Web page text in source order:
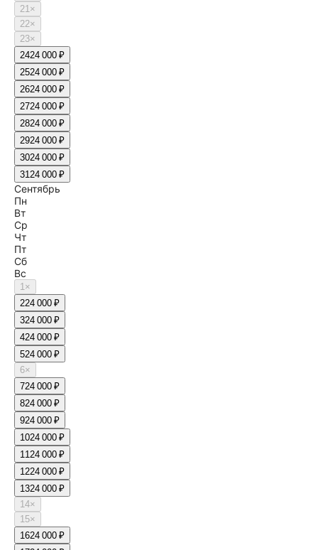
21×
22×
23×
2424 000 ₽
2524 000 ₽
2624 000 ₽
2724 000 ₽
2824 000 ₽
2924 000 ₽
3024 000 ₽
3124 000 ₽
Сентябрь
Пн
Вт
Ср
Чт
Пт
Сб
Вс
1×
224 000 ₽
324 000 ₽
424 000 ₽
524 000 ₽
6×
724 000 ₽
824 000 ₽
924 000 ₽
1024 000 ₽
1124 000 ₽
1224 000 ₽
1324 000 ₽
14×
15×
1624 000 ₽